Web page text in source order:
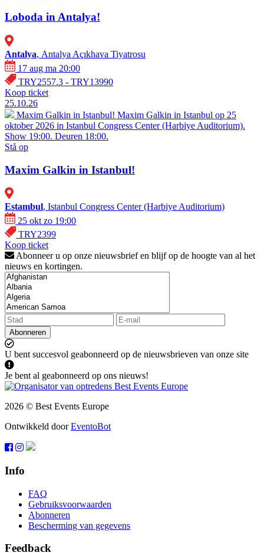
Loboda in Antalya!
Antalya, Antalya Açıkhava Tiyatrosu
17 aug ma 20:00
TRY2557.3 - TRY13990
Koop ticket
25.10.26
Maxim Galkin in Istanbul! Maxim Galkin in Istanbul op 25
oktober 2026 in Istanbul Congress Center (Harbiye Auditorium).
Show 19:00. Deuren 18:00.
Stå op
Maxim Galkin in Istanbul!
Estambul, Istanbul Congress Center (Harbiye Auditorium)
25 okt zo 19:00
TRY2399
Koop ticket
Abonneer u op onze nieuwsbrief en blijf op de hoogte van al het
nieuws en kortingen.
Abonneren
U bent succesvol geabonneerd op de nieuwsbrieven van onze site
Je bent al geabonneerd op ons nieuws!
2026 © Best Events Europe
Ontwikkeld doorEventoBot
Info
FAQ
Gebruiksvoorwaarden
Abonneren
Bescherming van gegevens
Feedback